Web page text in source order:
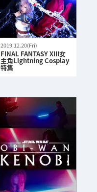
2019.12.20(Fri)
FINAL FANTASY XIII女
主角Lightning Cosplay
特集